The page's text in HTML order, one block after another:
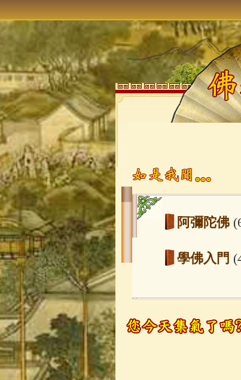
阿彌陀佛
學佛入門
玉曆寶鈔
觀世音菩